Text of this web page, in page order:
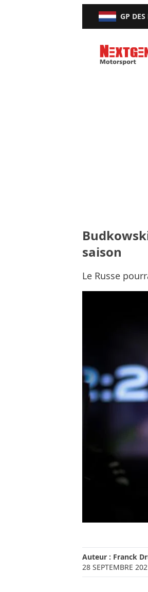
GP DES
Nextgen-
saison
Le Russe
Auteur : Franck
28 SEPTEMBRE